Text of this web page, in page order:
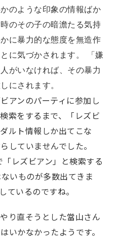
のような印象の情報ばか
のその子の暗澹たる気持
に暴力的な態度を無造作
に気づかされます。 「嫌
がいなければ、その暴力
にされます。
アンのパーティに参加し
索をするまで、「レズビ
ルト情報しか出てこな
していませんでした。
レズビアン」と検索する
いものが多数出てきま
ているのですね。
り直そうとした當山さん
いかなかったようです。